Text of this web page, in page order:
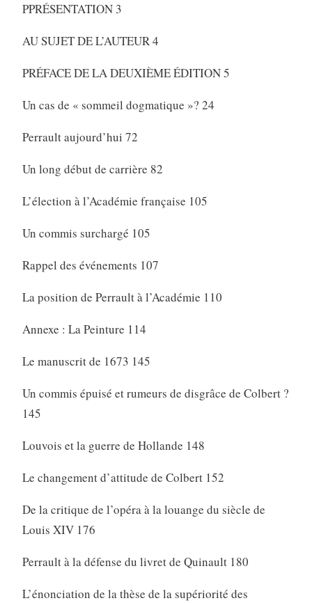
PPRÉSENTATION 3
AU SUJET DE L’AUTEUR 4
PRÉFACE DE LA DEUXIÈME ÉDITION 5
Un cas de « sommeil dogmatique »? 24
Perrault aujourd’hui 72
Un long début de carrière 82
L’élection à l’Académie française 105
Un commis surchargé 105
Rappel des événements 107
La position de Perrault à l’Académie 110
Annexe : La Peinture 114
Le manuscrit de 1673 145
Un commis épuisé et rumeurs de disgrâce de Colbert ?
145
Louvois et la guerre de Hollande 148
Le changement d’attitude de Colbert 152
De la critique de l’opéra à la louange du siècle de
Louis XIV 176
Perrault à la défense du livret de Quinault 180
L’énonciation de la thèse de la supériorité des